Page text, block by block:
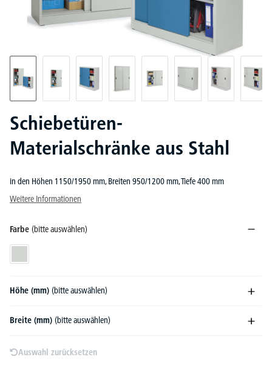
Schiebetüren-
Materialschränke aus Stahl
in den Höhen 1150/1950 mm, Breiten 950/1200 mm, Tiefe 400 mm
Weitere Informationen
Farbe (bitte auswählen)
Höhe (mm) (bitte auswählen)
Breite (mm) (bitte auswählen)
Auswahl zurücksetzen